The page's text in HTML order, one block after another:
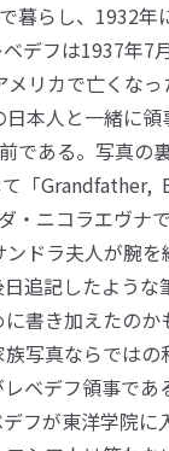
暮らし、1932年
デフは1937年7
リカで亡くなっ
本人と一緒に領
である。写真の
「Grandfather,
・ニコラエヴナ
ドラ夫人が腕を
追記したような
書き加えたのか
写真ならではの
ベデフ領事であ
フが東洋学院に